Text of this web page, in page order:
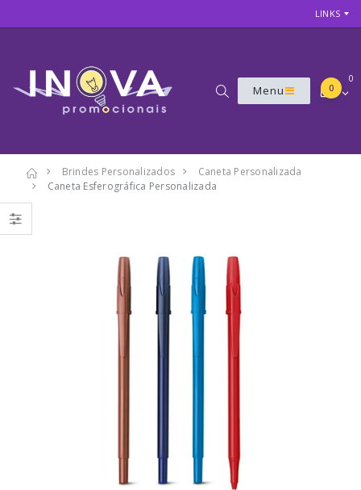
LINKS
Menu
0
0
Brindes Personalizados
Caneta Personalizada
Caneta Esferográfica Personalizada